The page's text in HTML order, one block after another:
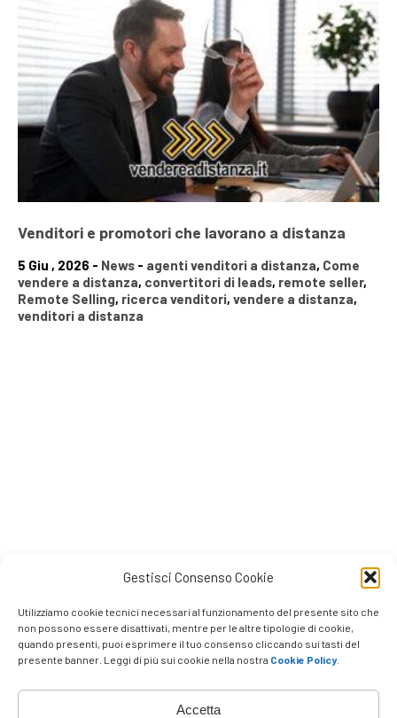
Gestisci Consenso Cookie
Utilizziamo cookie tecnici necessari al funzionamento del presente sito che
non possono essere disattivati, mentre per le altre tipologie di cookie,
quando presenti, puoi esprimere il tuo consenso cliccando sui tasti del
presente banner. Leggi di più sui cookie nella nostra Cookie Policy.
Accetta
Venditori e promotori che lavorano a distanza
5 Giu , 2026 - News - agenti venditori a distanza, Come
vendere a distanza, convertitori di leads, remote seller,
Remote Selling, ricerca venditori, vendere a distanza,
venditori a distanza